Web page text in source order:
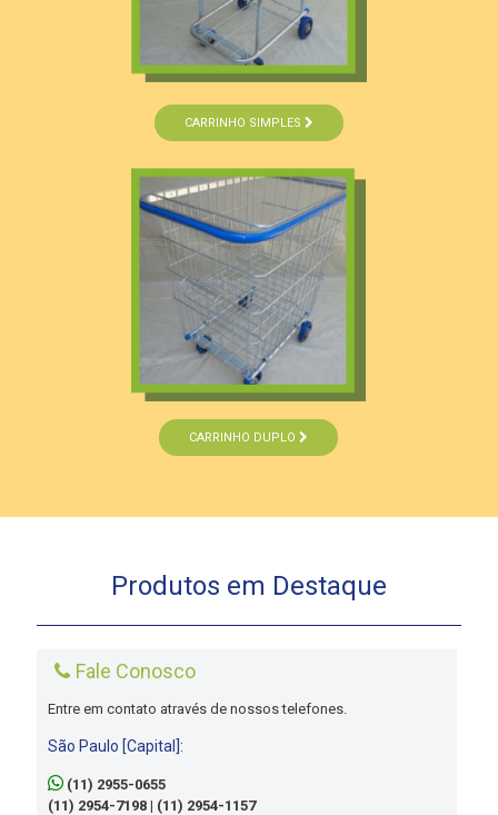
CARRINHO DUPLO
CARRINHO SIMPLES
Produtos em Destaque
Fale Conosco
Entre em contato através de nossos telefones.
São Paulo [Capital]:
(11) 2955-0655
(11) 2954-7198 | (11) 2954-1157